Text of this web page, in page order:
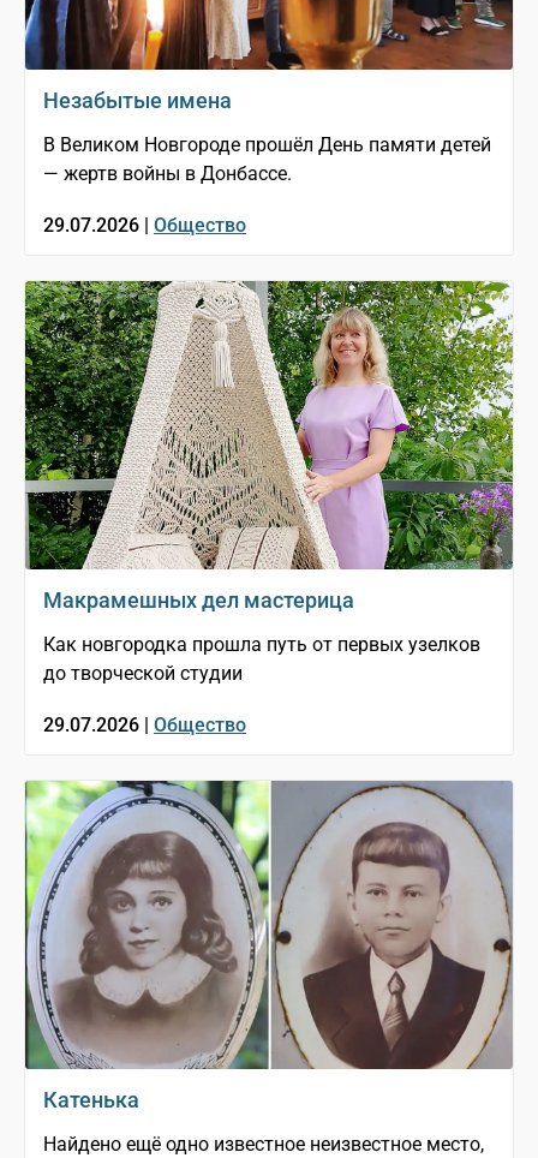
Незабытые имена
В Великом Новгороде прошёл День памяти детей
— жертв войны в Донбассе.
29.07.2026 | Общество
Макрамешных дел мастерица
Как новгородка прошла путь от первых узелков
до творческой студии
29.07.2026 | Общество
Катенька
Найдено ещё одно известное неизвестное место,